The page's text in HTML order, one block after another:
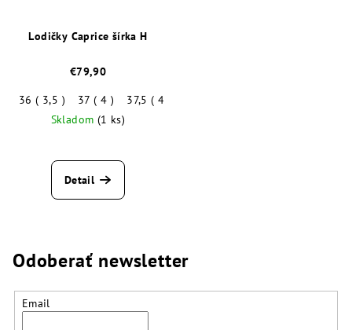
Lodičky Caprice šírka H
€79,90
36 ( 3,5 )
37 ( 4 ) 37,5 ( 4,5 )
Skladom (1 ks)
Detail
Odoberať newsletter
Email